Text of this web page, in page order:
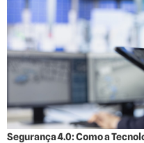
Segurança 4.0: Como a